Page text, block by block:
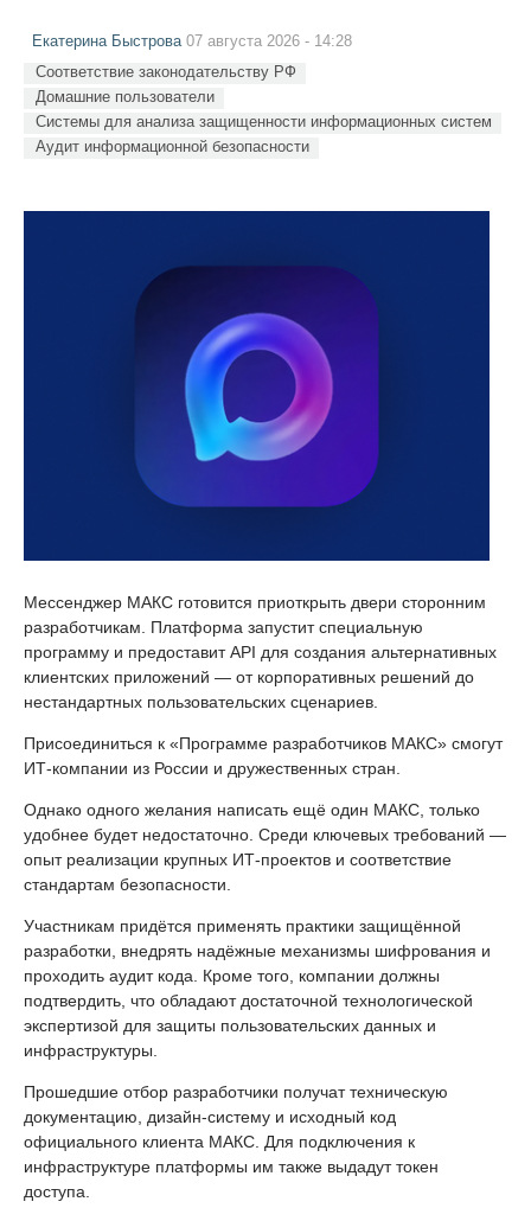
Екатерина Быстрова07 августа 2026 - 14:28
Соответствие законодательству РФ
Домашние пользователи
Системы для анализа защищенности информационных систем
Аудит информационной безопасности
Мессенджер МАКС готовится приоткрыть двери сторонним
разработчикам. Платформа запустит специальную
программу и предоставит API для создания альтернативных
клиентских приложений — от корпоративных решений до
нестандартных пользовательских сценариев.
Присоединиться к «Программе разработчиков МАКС» смогут
ИТ-компании из России и дружественных стран.
Однако одного желания написать ещё один МАКС, только
удобнее будет недостаточно. Среди ключевых требований —
опыт реализации крупных ИТ-проектов и соответствие
стандартам безопасности.
Участникам придётся применять практики защищённой
разработки, внедрять надёжные механизмы шифрования и
проходить аудит кода. Кроме того, компании должны
подтвердить, что обладают достаточной технологической
экспертизой для защиты пользовательских данных и
инфраструктуры.
Прошедшие отбор разработчики получат техническую
документацию, дизайн-систему и исходный код
официального клиента МАКС. Для подключения к
инфраструктуре платформы им также выдадут токен
доступа.